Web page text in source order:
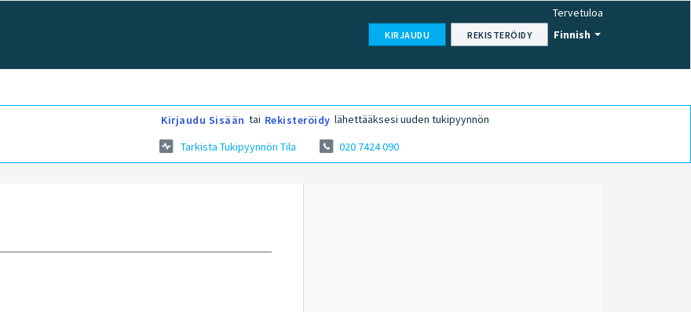
Finnish
Tervetuloa
KIRJAUDU REKISTERÖIDY
Kirjaudu Sisään tai Rekisteröidy lähettääksesi uuden tukipyynnön
Tarkista Tukipyynnön Tila
020 7424 090